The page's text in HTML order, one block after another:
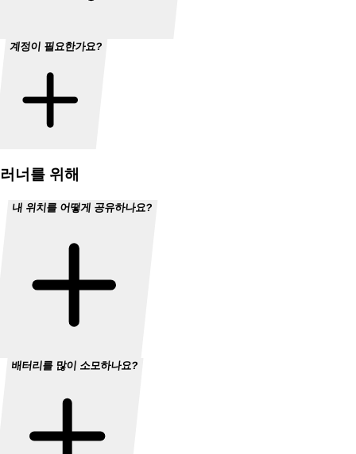
계정이 필요한가요?
러너를 위해
내 위치를 어떻게 공유하나요?
배터리를 많이 소모하나요?